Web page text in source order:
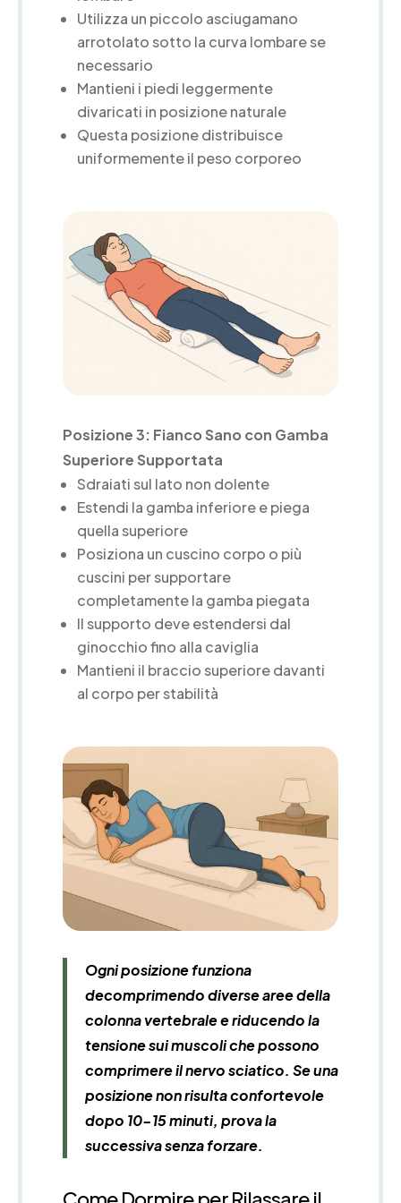
Utilizza un piccolo asciugamano
arrotolato sotto la curva lombare se
necessario
Mantieni i piedi leggermente
divaricati in posizione naturale
Questa posizione distribuisce
uniformemente il peso corporeo
Posizione 3: Fianco Sano con Gamba
Superiore Supportata
Sdraiati sul lato non dolente
Estendi la gamba inferiore e piega
quella superiore
Posiziona un cuscino corpo o più
cuscini per supportare
completamente la gamba piegata
Il supporto deve estendersi dal
ginocchio fino alla caviglia
Mantieni il braccio superiore davanti
al corpo per stabilità
Ogni posizione funziona
decomprimendo diverse aree della
colonna vertebrale e riducendo la
tensione sui muscoli che possono
comprimere il nervo sciatico. Se una
posizione non risulta confortevole
dopo 10-15 minuti, prova la
successiva senza forzare.